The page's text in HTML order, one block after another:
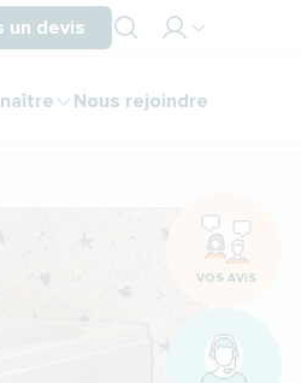
un devis
espace
Nous rejoindre
VOS AVIS